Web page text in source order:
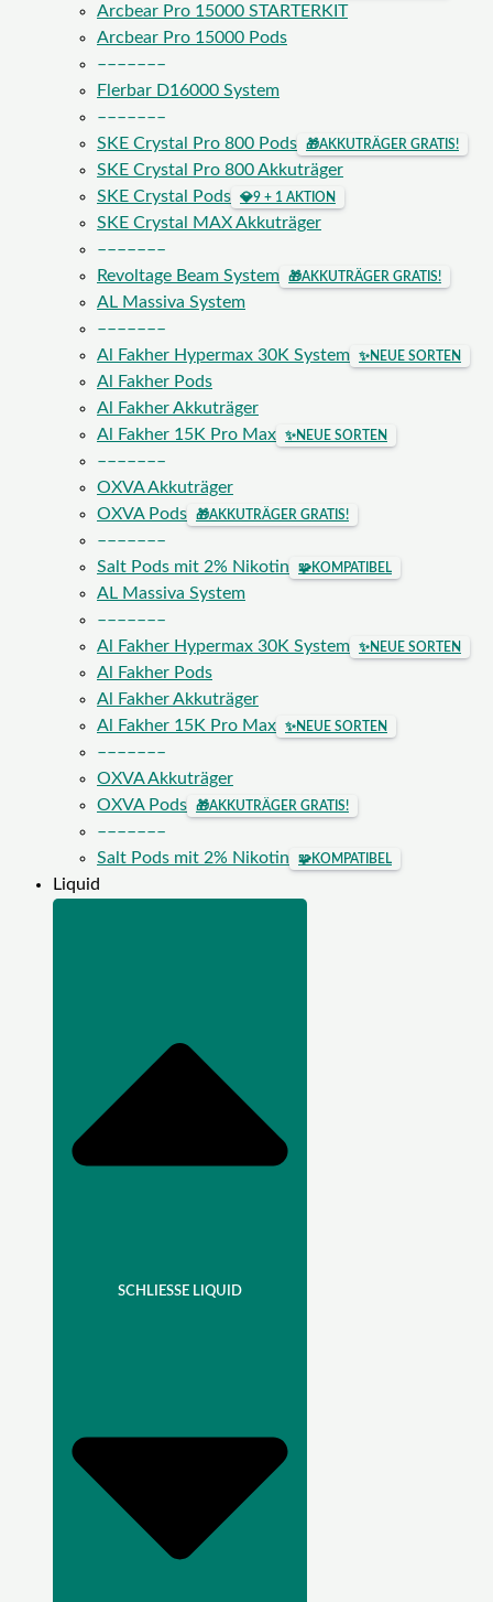
Arcbear Pro 15000 STARTERKIT
Arcbear Pro 15000 Pods
–––––––
Flerbar D16000 System
–––––––
SKE Crystal Pro 800 Pods
🎁AKKUTRÄGER GRATIS!
SKE Crystal Pro 800 Akkuträger
SKE Crystal Pods
💎9 + 1 AKTION
SKE Crystal MAX Akkuträger
–––––––
Revoltage Beam System
🎁AKKUTRÄGER GRATIS!
AL Massiva System
–––––––
Al Fakher Hypermax 30K System
✨NEUE SORTEN
Al Fakher Pods
Al Fakher Akkuträger
Al Fakher 15K Pro Max
✨NEUE SORTEN
–––––––
OXVA Akkuträger
OXVA Pods
🎁AKKUTRÄGER GRATIS!
–––––––
Salt Pods mit 2% Nikotin
🧩KOMPATIBEL
AL Massiva System
–––––––
Al Fakher Hypermax 30K System
✨NEUE SORTEN
Al Fakher Pods
Al Fakher Akkuträger
Al Fakher 15K Pro Max
✨NEUE SORTEN
–––––––
OXVA Akkuträger
OXVA Pods
🎁AKKUTRÄGER GRATIS!
–––––––
Salt Pods mit 2% Nikotin
🧩KOMPATIBEL
Liquid
SCHLIESSE LIQUID